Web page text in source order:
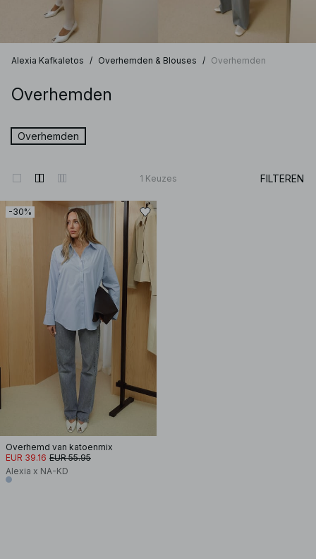
Alexia Kafkaletos / Overhemden & Blouses / Overhemden
Overhemden
Overhemden
1 Keuzes FILTEREN
-30%
Overhemd van katoenmix
EUR 39.16 EUR 55.95
Alexia x NA-KD